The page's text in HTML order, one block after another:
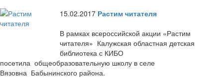
15.02.2017 Растим читателя
В рамках всероссийской акции «Растим
читателя» Калужская областная детская
библиотека с КИБО
посетила общеобразовательную школу в селе
Вязовна Бабынинского района.